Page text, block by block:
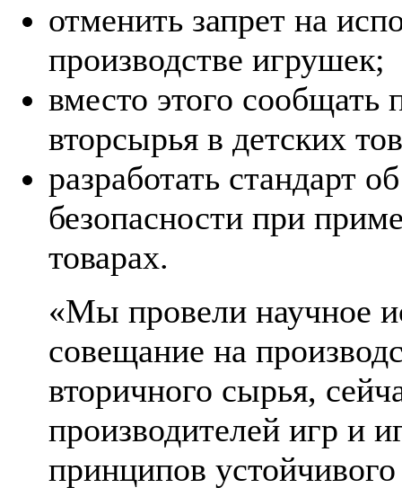
отменить запрет на
производстве игрушек;
вместо этого сообщать
вторсырья в детских
разработать стандарт
безопасности при
товарах.
«Мы провели научное
совещание на
вторичного сырья,
производителей игр и
принципов